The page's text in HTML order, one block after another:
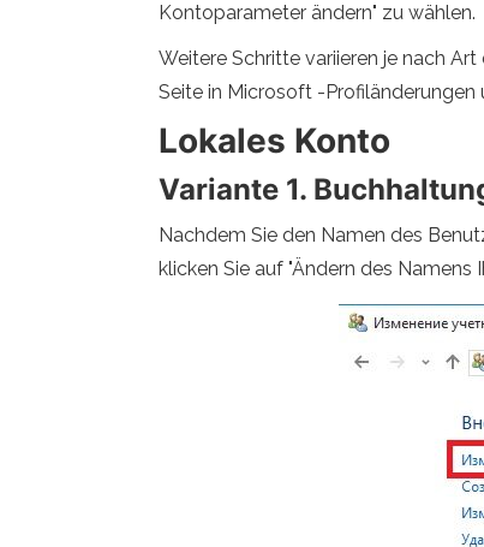
Kontoparameter ändern" zu wählen.
Weitere Schritte variieren je nach
Seite in Microsoft -Profiländerungen
Lokales Konto
Variante 1.
Nachdem Sie den Namen des
klicken Sie auf "Ändern des Namens